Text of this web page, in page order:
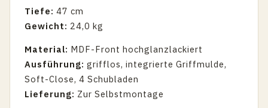
Tiefe: 47 cm
Gewicht: 24,0 kg
Material: MDF-Front hochglanzlackiert
Ausführung: grifflos, integrierte Griffmulde,
Soft-Close, 4 Schubladen
Lieferung: Zur Selbstmontage